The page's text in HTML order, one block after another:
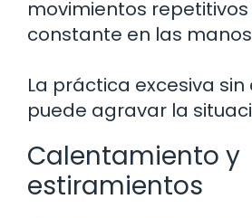
movimientos
constante en las
La práctica excesiva
puede agravar la
Calentamiento y
estiramientos